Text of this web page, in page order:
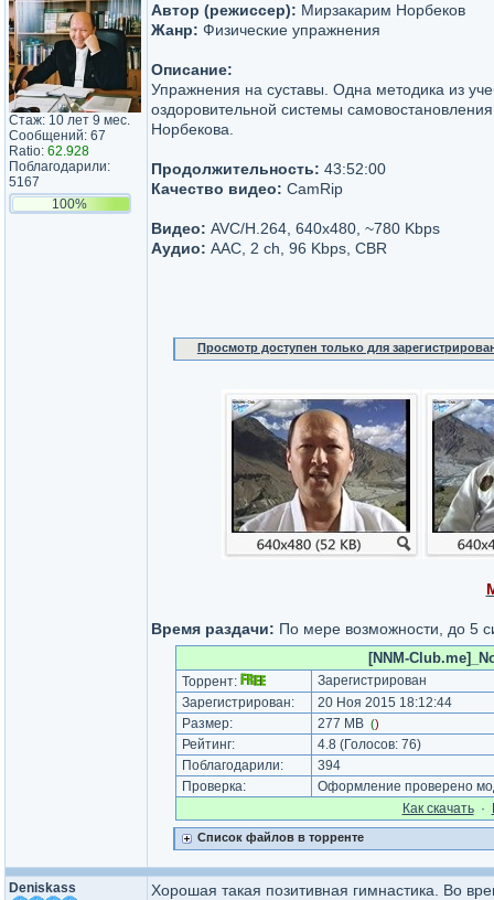
Стаж: 10 лет 9 мес.
Сообщений: 67
Ratio: 62.928
Поблагодарили:
5167
100%
Автор (режиссер): Мирзакарим Норбеков
Жанр: Физические упражнения
Описание:
Упражнения на суставы. Одна методика из
оздоровительной системы
Норбекова.
Продолжительность: 43:52:00
Качество видео: CamRip
Видео: AVC/H.264, 640х480, ~780 Kbps
Аудио: AAC, 2 ch, 96 Kbps, CBR
Просмотр доступен только для
Время раздачи: По мере возможности, до 5
[NNM-
Торрент:
Зарегистрирован
Зарегистрирован:
20 Ноя 2015 18:12:44
Размер:
277 MB ()
Рейтинг: 4.8 (Голосов: 76)
Поблагодарили:
394
Проверка:
Оформление проверено
Как cкачать·
Список файлов в торренте
Deniskass
Хорошая такая позитивная гимнастика. Во